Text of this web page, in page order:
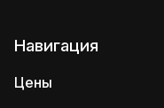
Навигация
Цены